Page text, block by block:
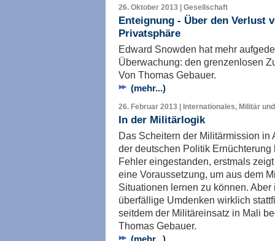
26. Oktober 2013 | Gesellschaft
Enteignung - Über den Verlust
Privatsphäre
Edward Snowden hat mehr
Überwachung: den grenzenlosen
Von Thomas Gebauer.
(mehr...)
26. Februar 2013 | Internationales, Militär
In der Militärlogik
Das Scheitern der Militärmission in
der deutschen Politik
Fehler eingestanden, erstmals
eine Voraussetzung, um aus dem
Situationen lernen zu können.
überfällige Umdenken wirklich
seitdem der Militäreinsatz in Mali
Thomas Gebauer.
(mehr...)